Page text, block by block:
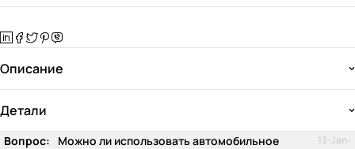
Описание
Детали
Вопрос:
Можно ли использовать автомобильное
13-Jan-